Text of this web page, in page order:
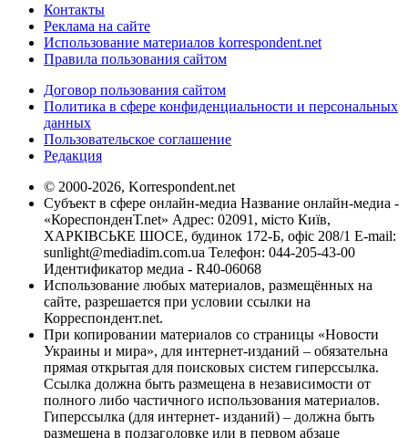
Контакты
Реклама на сайте
Использование материалов korrespondent.net
Правила пользования сайтом
Договор пользования сайтом
Политика в сфере конфиденциальности и персональных
данных
Пользовательское соглашение
Редакция
© 2000-2026, Korrespondent.net
Субъект в сфере онлайн-медиа Название онлайн-медиа -
«КореспонденТ.net» Адрес: 02091, місто Київ,
ХАРКІВСЬКЕ ШОСЕ, будинок 172-Б, офіс 208/1 E-mail:
sunlight@mediadim.com.ua Телефон: 044-205-43-00
Идентификатор медиа - R40-06068
Использование любых материалов, размещённых на
сайте, разрешается при условии ссылки на
Корреспондент.net.
При копировании материалов со страницы «Новости
Украины и мира», для интернет-изданий – обязательна
прямая открытая для поисковых систем гиперссылка.
Ссылка должна быть размещена в независимости от
полного либо частичного использования материалов.
Гиперссылка (для интернет- изданий) – должна быть
размещена в подзаголовке или в первом абзаце